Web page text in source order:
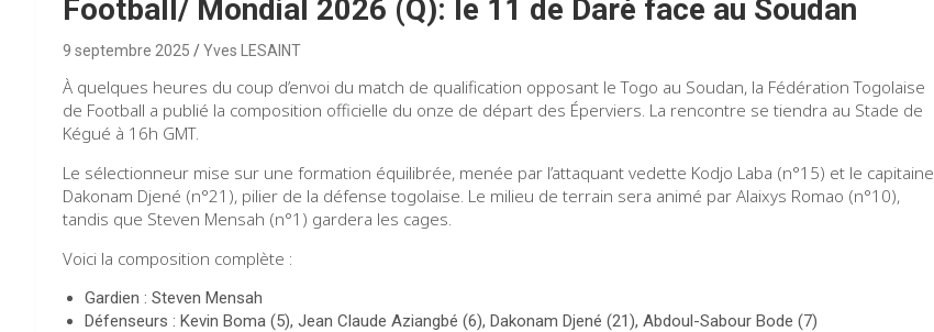
Football/ Mondial 2026 (Q): le 11 de Daré face au Soudan
9 septembre 2025 Yves LESAINT
À quelques heures du coup d’envoi du match de qualification opposant le Togo au Soudan, la Fédération Togolaise
de Football a publié la composition officielle du onze de départ des Éperviers. La rencontre se tiendra au Stade de
Kégué à 16h GMT.
Le sélectionneur mise sur une formation équilibrée, menée par l’attaquant vedette Kodjo Laba (n°15) et le capitaine
Dakonam Djené (n°21), pilier de la défense togolaise. Le milieu de terrain sera animé par Alaixys Romao (n°10),
tandis que Steven Mensah (n°1) gardera les cages.
Voici la composition complète :
Gardien : Steven Mensah
Défenseurs : Kevin Boma (5), Jean Claude Aziangbé (6), Dakonam Djené (21), Abdoul-Sabour Bode (7)